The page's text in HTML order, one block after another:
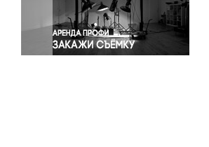
Экология
Экономика и бизнес